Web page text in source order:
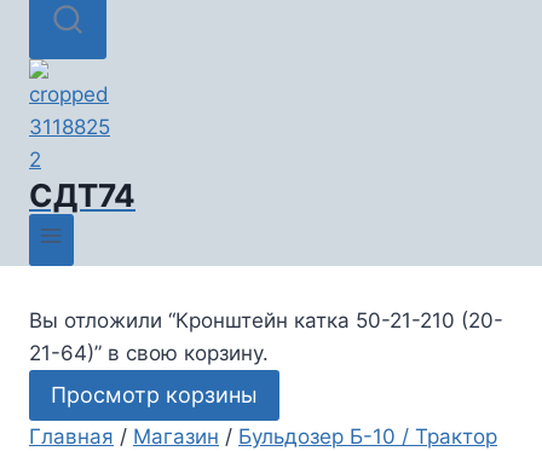
СДТ74
Вы отложили “Кронштейн катка 50-21-210 (20-
21-64)” в свою корзину.
Просмотр корзины
Главная / Магазин / Бульдозер Б-10 / Трактор